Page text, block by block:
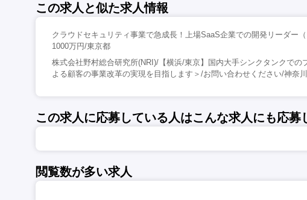
この求人と似た求人情報
クラウドセキュリティ事業で急成長！上場SaaS企業での開発リーダー
1000万円/東京都
株式会社野村総合研究所(NRI)/【横浜/東京】国内大手シンクタンクでの
よる顧客の事業改革の実現を目指します＞/お問い合わせください/神奈
この求人に応募している人はこんな求人にも応募
閲覧数が多い求人